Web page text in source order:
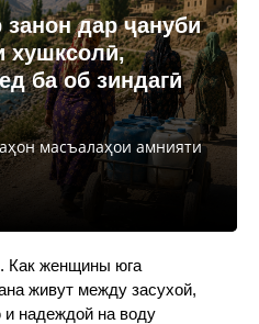
дар ҷануби
хушксолӣ,
ба об зиндагӣ
масъалаҳои амнияти
Как женщины юга
живут между засухой,
надеждой на воду